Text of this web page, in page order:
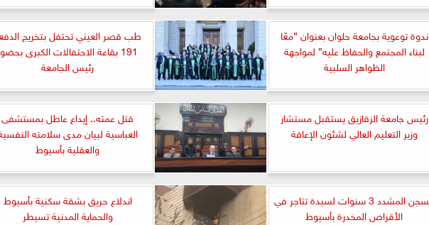
ندوة توعوية بجامعة حلوان بعنوان ”معًا
لبناء المجتمع والحفاظ عليه” لمواجهة
الظواهر السلبية
طب قصر العيني تحتفل بتخريج
191 بقاعة الاحتفالات الكبرى
رئيس الجامعة
رئيس جامعة الزقازيق يستقبل مستشار
وزير التعليم العالي لشئون الإعاقة
قتل عمته.. إيداع عاطل بمستشفى
العباسية لبيان مدى سلامته
والعقلية بأسيوط
السجن المشدد 3 سنوات لسيدة تتاجر في
الأقراص المخدرة بأسيوط
اندلاع حريق بشقة سكنية بأسيوط
والحماية المدنية تسيطر